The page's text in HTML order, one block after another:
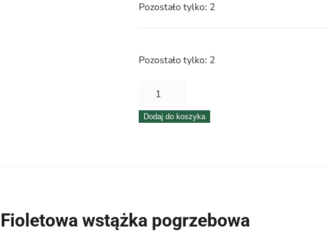
Pozostało tylko: 2
Pozostało tylko: 2
ilość
pogrzebowa
–
Dodaj do koszyka
Fioletowa wstążka pogrzebowa